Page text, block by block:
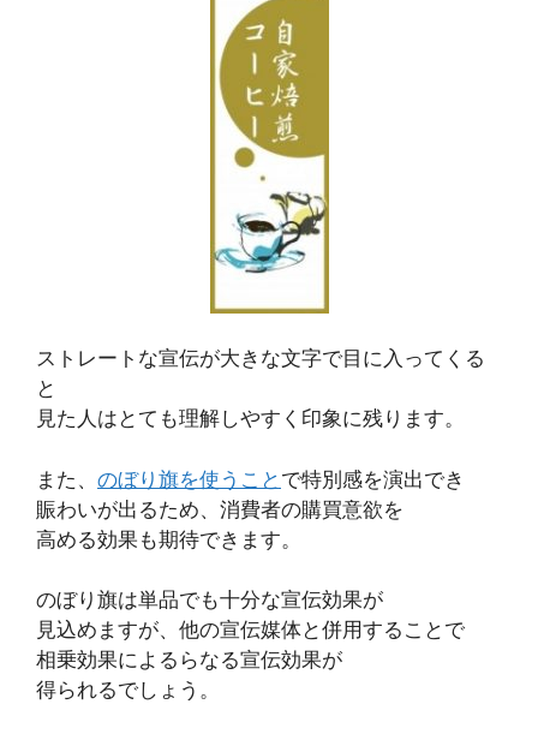
ストレートな宣伝が大きな文字で目に入ってくる
と
見た人はとても理解しやすく印象に残ります。
また、 のぼり旗を使うこと で特別感を演出でき
賑わいが出るため、消費者の購買意欲を
高める効果も期待できます。
のぼり旗は単品でも十分な宣伝効果が
見込めますが、他の宣伝媒体と併用することで
相乗効果によるらなる宣伝効果が
得られるでしょう。